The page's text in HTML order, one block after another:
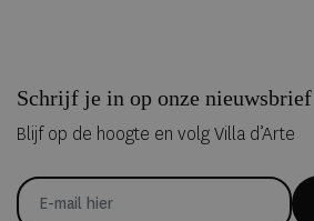
Schrijf je in op onze nieuwsbrief
Blijf op de hoogte en volg Villa d’Arte